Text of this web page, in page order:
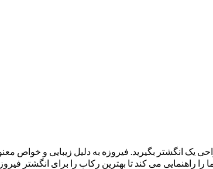
یک انگشتر بگیرید. فیروزه به دلیل زیبایی و خواص
می کند تا بهترین رکاب را برای انگشتر